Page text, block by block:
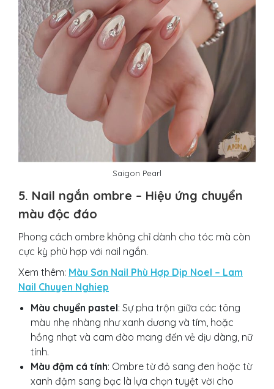
Saigon Pearl
5. Nail ngắn ombre – Hiệu ứng chuyển
màu độc đáo
Phong cách ombre không chỉ dành cho tóc mà còn
cực kỳ phù hợp với nail ngắn.
Xem thêm: Màu Sơn Nail Phù Hợp Dịp Noel – Lam
Nail Chuyen Nghiep
Màu chuyển pastel: Sự pha trộn giữa các tông
màu nhẹ nhàng như xanh dương và tím, hoặc
hồng nhạt và cam đào mang đến vẻ dịu dàng, nữ
tính.
Màu đậm cá tính: Ombre từ đỏ sang đen hoặc từ
xanh đậm sang bạc là lựa chọn tuyệt vời cho